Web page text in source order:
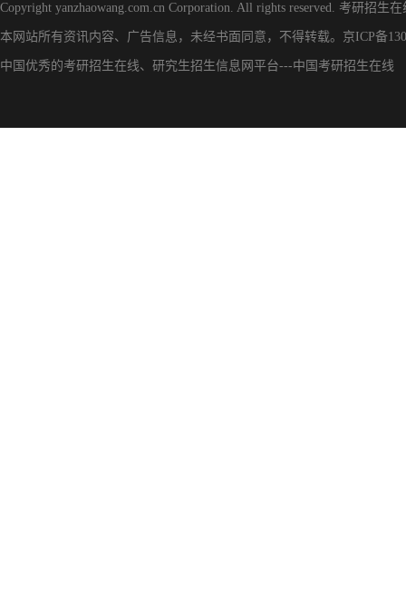
Copyright yanzhaowang.com.cn Corporation. All rights reserved. 考研招生在
本网站所有资讯内容、广告信息，未经书面同意，不得转载。 京ICP备
中国优秀的考研招生在线、 研究生招生信息网 平台---中国考研招生在线